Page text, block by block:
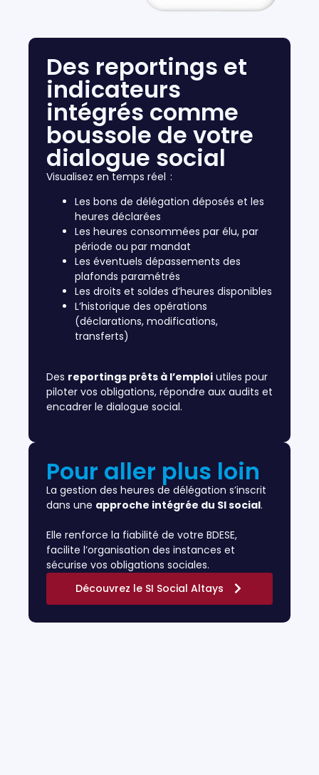
Des reportings et
indicateurs
intégrés comme
boussole de votre
dialogue social
Visualisez en temps réel :
Les bons de délégation déposés et les
heures déclarées
Les heures consommées par élu, par
période ou par mandat​
Les éventuels dépassements des
plafonds paramétrés​
Les droits et soldes d’heures disponibles​
L’historique des opérations
(déclarations, modifications,
transferts)
Des reportings prêts à l’emploi utiles pour
piloter vos obligations, répondre aux audits et
encadrer le dialogue social.
Pour aller plus loin
La gestion des heures de délégation s’inscrit
dans une approche intégrée du SI social.
Elle renforce la fiabilité de votre BDESE,
facilite l’organisation des instances et
sécurise vos obligations sociales.
Découvrez le SI Social Altays